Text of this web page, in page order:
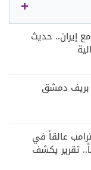
إيران.. حديث
بريف دمشق
عالقاً في
تقرير يكشف